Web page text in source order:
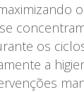
os
a